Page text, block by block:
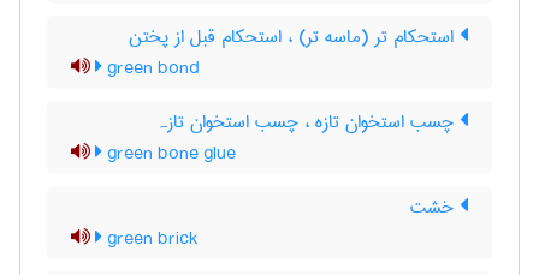
استحکام تر (ماسه تر) ، استحکام قبل از پختن
green bond
چسب استخوان تازه ، چسب استخوان تازہ
green bone glue
خشت
green brick